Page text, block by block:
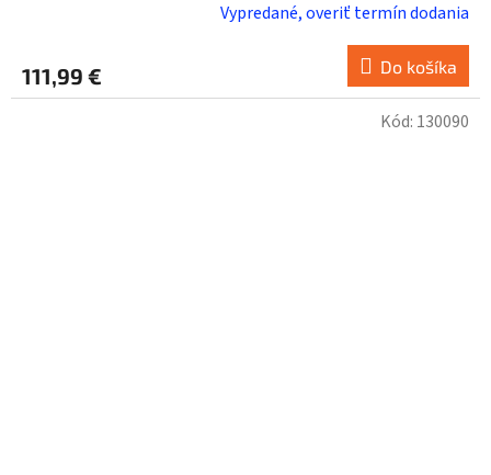
Vypredané, overiť termín dodania
111,99 € Do košíka
Kód: 130090